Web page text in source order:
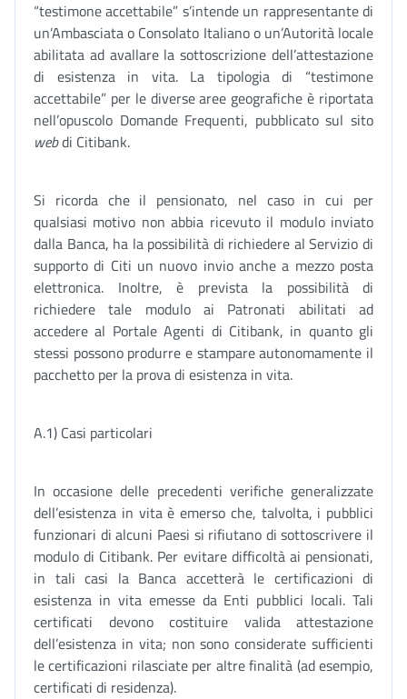
“testimone accettabile” s’intende un rappresentante di
un’Ambasciata o Consolato Italiano o un’Autorità locale
abilitata ad avallare la sottoscrizione dell’attestazione
di esistenza in vita. La tipologia di “testimone
accettabile” per le diverse aree geografiche è riportata
nell’opuscolo Domande Frequenti, pubblicato sul sito
webdi Citibank.
Si ricorda che il pensionato, nel caso in cui per
qualsiasi motivo non abbia ricevuto il modulo inviato
dalla Banca, ha la possibilità di richiedere al Servizio di
supporto di Citi un nuovo invio anche a mezzo posta
elettronica. Inoltre, è prevista la possibilità di
richiedere tale modulo ai Patronati abilitati ad
accedere al Portale Agenti di Citibank, in quanto gli
stessi possono produrre e stampare autonomamente il
pacchetto per la prova di esistenza in vita.
A.1) Casi particolari
In occasione delle precedenti verifiche generalizzate
dell’esistenza in vita è emerso che, talvolta, i pubblici
funzionari di alcuni Paesi si rifiutano di sottoscrivere il
modulo di Citibank. Per evitare difficoltà ai pensionati,
in tali casi la Banca accetterà le certificazioni di
esistenza in vita emesse da Enti pubblici locali. Tali
certificati devono costituire valida attestazione
dell’esistenza in vita; non sono considerate sufficienti
le certificazioni rilasciate per altre finalità (ad esempio,
certificati di residenza).